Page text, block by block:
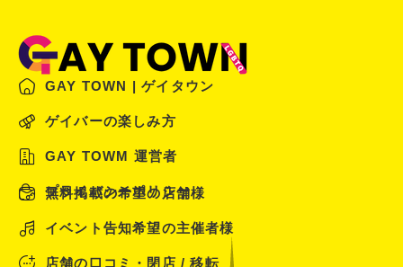
GAY TOWN | ゲイタウン
ゲイバーの楽しみ方
GAY TOWM 運営者
プライバシーポリシー
無料掲載の希望の店舗様
イベント告知希望の主催者様
店舗の口コミ・閉店 / 移転